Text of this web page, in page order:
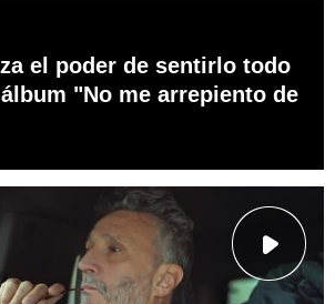
el poder de sentirlo todo
"No me arrepiento de